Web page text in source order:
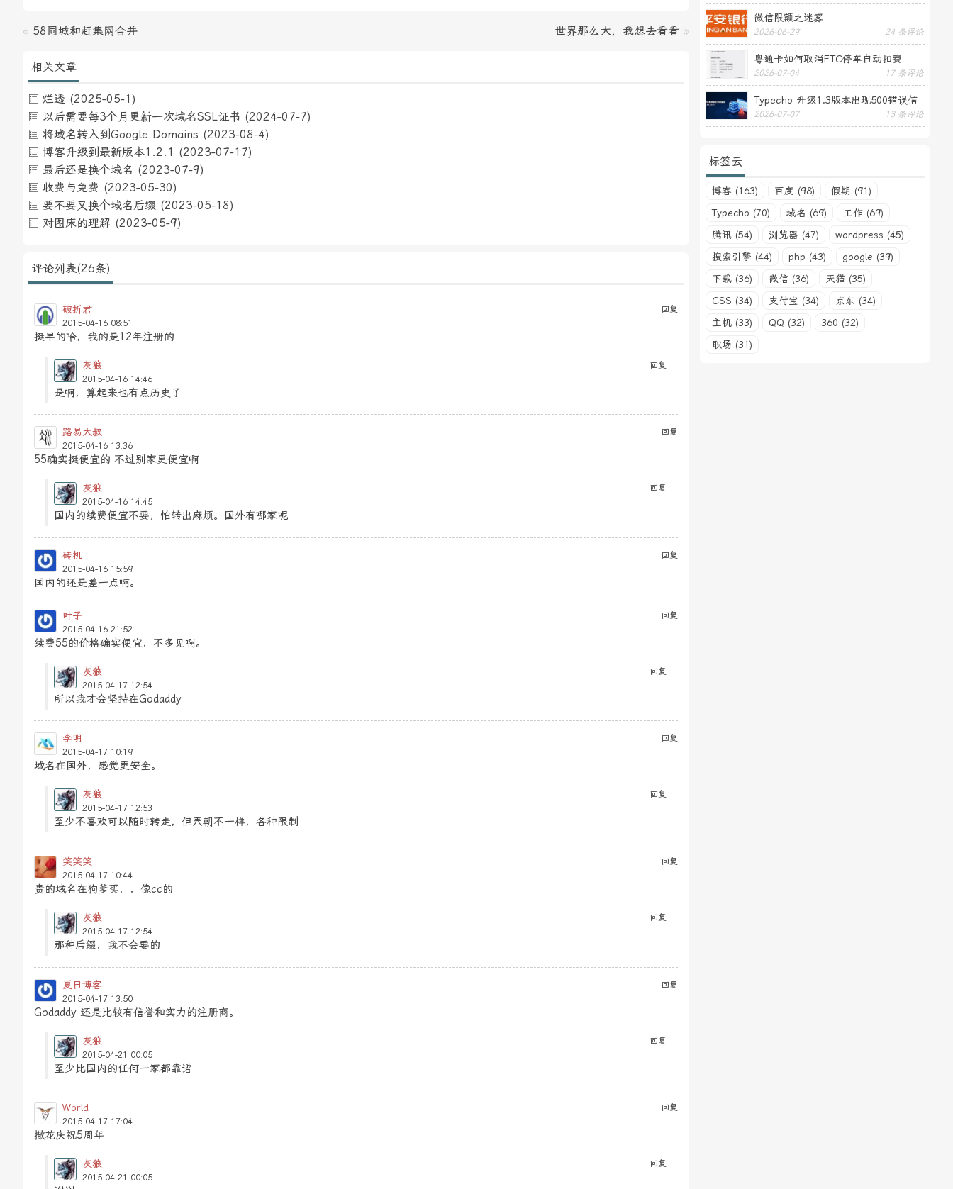
« 58同城和赶集网合并 世界那么大，我想去看看 »
相关文章
烂透 (2025-05-1)
以后需要每3个月更新一次域名SSL证书 (2024-07-7)
将域名转入到Google Domains (2023-08-4)
博客升级到最新版本1.2.1 (2023-07-17)
最后还是换个域名 (2023-07-9)
收费与免费 (2023-05-30)
要不要又换个域名后缀 (2023-05-18)
对图床的理解 (2023-05-9)
评论列表(26条)
回复
破折君
2015-04-16 08:51
挺早的哈，我的是12年注册的
回复
灰狼
2015-04-16 14:46
是啊，算起来也有点历史了
回复
路易大叔
2015-04-16 13:36
55确实挺便宜的 不过别家更便宜啊
回复
灰狼
2015-04-16 14:45
国内的续费便宜不要，怕转出麻烦。国外有哪家呢
回复
砖机
2015-04-16 15:59
国内的还是差一点啊。
回复
叶子
2015-04-16 21:52
续费55的价格确实便宜，不多见啊。
回复
灰狼
2015-04-17 12:54
所以我才会坚持在Godaddy
回复
李明
2015-04-17 10:19
域名在国外，感觉更安全。
回复
灰狼
2015-04-17 12:53
至少不喜欢可以随时转走，但兲朝不一样，各种限制
回复
笑笑笑
2015-04-17 10:44
贵的域名在狗爹买，，像cc的
回复
灰狼
2015-04-17 12:54
那种后缀，我不会要的
回复
夏日博客
2015-04-17 13:50
Godaddy 还是比较有信誉和实力的注册商。
回复
灰狼
2015-04-21 00:05
至少比国内的任何一家都靠谱
回复
World
2015-04-17 17:04
撒花庆祝5周年
回复
灰狼
2015-04-21 00:05
微信限额之迷雾
2026-06-29 24 条评论
粤通卡如何取消ETC停车自动扣费
2026-07-04 17 条评论
Typecho 升级1.3版本出现500错误信
息
2026-07-07 13 条评论
标签云
博客 (163) 百度 (98)
假期 (91)
Typecho (70)
域名 (69)
工作 (69)
腾讯 (54)
浏览器 (47)
wordpress (45)
搜索引擎 (44)
php (43)
google (39)
下载 (36)
微信 (36)
天猫 (35)
CSS (34)
支付宝 (34)
京东 (34)
主机 (33)
QQ (32)
360 (32)
职场 (31)